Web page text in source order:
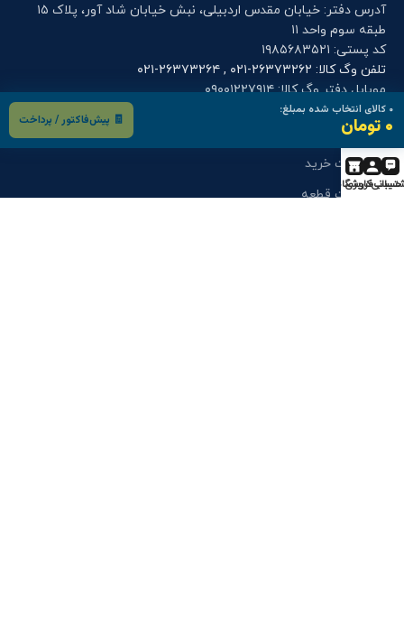
۰ کالای انتخاب شده بمبلغ:
۰ تومان 🧾 پیش‌فاکتور / پرداخت
آدرس دفتر: خیابان مقدس اردبیلی، نبش خیابان شاد آور، پلاک ۱۵
طبقه سوم واحد ۱۱
کد پستی: ۱۹۸۵۶۸۳۵۲۱
تلفن وگ کالا: ۲۶۳۷۳۲۶۲-۰۲۱ , ۲۶۳۷۳۲۶۴-۰۲۱
موبایل دفتر وگ کالا: ۰۹۰۰۱۲۲۷۹۱۴
فرم های کاربری
درخواست خرید
درخواست قطعه
حساب کاربری
فروشگاه